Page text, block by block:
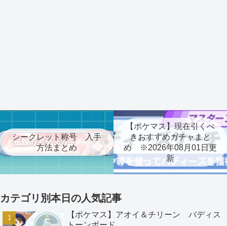
シークレット称号 入手
方法まとめ
【ポケマス】現在引くべ
きおすすめガチャまと
め ※2026年08月01日更
新
カテゴリ別本日の人気記事
【ポケマス】アオイ＆チリーン バディス